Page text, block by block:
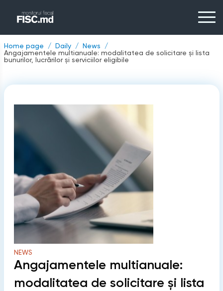
Home page Daily
News
Angajamentele multianuale: modalitatea de solicitare și lista
bunurilor, lucrărilor și serviciilor eligibile
NEWS
Angajamentele multianuale:
modalitatea de solicitare și lista